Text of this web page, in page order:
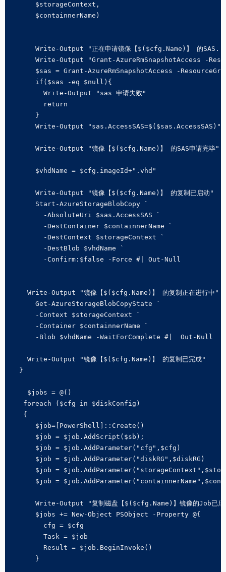
      $storageContext,
      $containnerName)
Write-Output "正在申请镜像【$($cfg.Name)】 的
Write-Output "Grant-AzureRmSnapshotAccess -
$sas = Grant-AzureRmSnapshotAccess -
      if($sas -eq $null){
        Write-Output "sas 申请失败"
        return
      }
      Write-Output "sas.AccessSAS=$($sas.AccessSAS)"
      Write-Output "镜像【$($cfg.Name)】 的SAS申请完毕"
      $vhdName = $cfg.imageId+".vhd"
      Write-Output "镜像【$($cfg.Name)】 的复制已启动"
      Start-AzureStorageBlobCopy `
        -AbsoluteUri $sas.AccessSAS `
        -DestContainer $containnerName `
        -DestContext $storageContext `
        -DestBlob $vhdName `
        -Confirm:$false -Force #| Out-Null
    Write-Output "镜像【$($cfg.Name)】 的复制正在进行中"
      Get-AzureStorageBlobCopyState `
      -Context $storageContext `
      -Container $containnerName `
      -Blob $vhdName -WaitForComplete #|  Out-Null
    Write-Output "镜像【$($cfg.Name)】 的复制已完成"
  }
    $jobs = @()
   foreach ($cfg in $diskConfig)
   {
      $job=[PowerShell]::Create()
      $job = $job.AddScript($sb);
      $job = $job.AddParameter("cfg",$cfg)
      $job = $job.AddParameter("diskRG",$diskRG)
$job =
$job =
Write-Output "复制磁盘【$($cfg.Name)】镜像的Job已启
      $jobs += New-Object PSObject -Property @{
        cfg = $cfg
        Task = $job
        Result = $job.BeginInvoke()
      }